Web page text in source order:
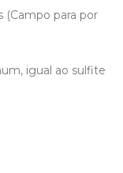
(Campo para por
igual ao sulfite